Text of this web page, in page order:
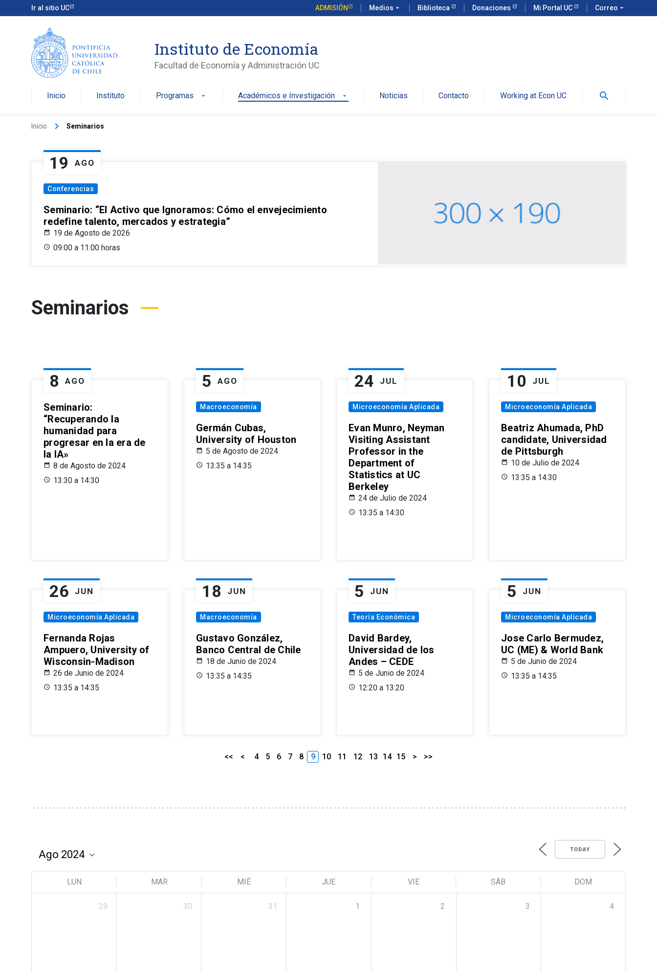
Ir al sitio UC ADMISIÓN Medios arrow_drop_down Biblioteca Donaciones Mi Portal UC Correo arrow_drop_down
Instituto de Economía
Facultad de Economía y Administración UC
Inicio Instituto Programas arrow_drop_down Académicos e Investigación arrow_drop_down Noticias Contacto Working at Econ UC search
Inicio keyboard_arrow_right Seminarios
19 AGO
Conferencias
Seminario: “El Activo que Ignoramos: Cómo el envejecimiento
redefine talento, mercados y estrategia”
19 de Agosto de 2026
09:00 a 11:00 horas
Seminarios
8 AGO
Seminario:
“Recuperando la
humanidad para
progresar en la era de
la IA»
8 de Agosto de 2024
13:30 a 14:30
5 AGO
Macroeconomía
Germán Cubas,
University of Houston
5 de Agosto de 2024
13:35 a 14:35
24 JUL
Microeconomía Aplicada
Evan Munro, Neyman
Visiting Assistant
Professor in the
Department of
Statistics at UC
Berkeley
24 de Julio de 2024
13:35 a 14:30
10 JUL
Microeconomía Aplicada
Beatriz Ahumada, PhD
candidate, Universidad
de Pittsburgh
10 de Julio de 2024
13:35 a 14:30
26 JUN
Microeconomía Aplicada
Fernanda Rojas
Ampuero, University of
Wisconsin-Madison
26 de Junio de 2024
13:35 a 14:35
18 JUN
Macroeconomía
Gustavo González,
Banco Central de Chile
18 de Junio de 2024
13:35 a 14:35
5 JUN
Teoría Económica
David Bardey,
Universidad de los
Andes – CEDE
5 de Junio de 2024
12:20 a 13:20
5 JUN
Microeconomía Aplicada
Jose Carlo Bermudez,
UC (ME) & World Bank
5 de Junio de 2024
13:35 a 14:35
<< < 4 5 6 7 8 9 10 11 12 13 14 15 > >>
TODAY
LUN MAR MIÉ JUE VIE SÁB DOM
29 30 31 1 2 3 4